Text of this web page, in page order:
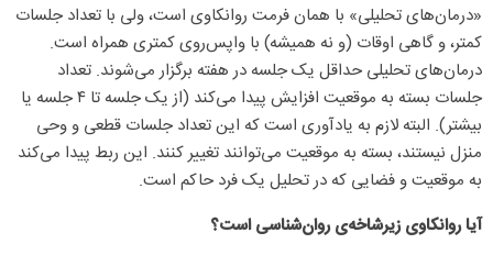
«درمان‌های تحلیلی» با همان فرمت روانکاوی است، ولی با تعداد جلسات
کمتر، و گاهی اوقات (و نه همیشه) با واپس‌روی کمتری همراه است.
درمان‌های تحلیلی حداقل یک جلسه در هفته برگزار می‌شوند. تعداد
جلسات بسته به موقعیت افزایش پیدا می‌کند (از یک جلسه تا ۴ جلسه یا
بیشتر). البته لازم به یادآوری است که این تعداد جلسات قطعی و وحی
منزل نیستند، بسته به موقعیت می‌توانند تغییر کنند. این ربط پیدا می‌کند
به موقعیت و فضایی که در تحلیل یک فرد حاکم است.
آیا روانکاوی زیرشاخه‌ی روان‌شناسی است؟